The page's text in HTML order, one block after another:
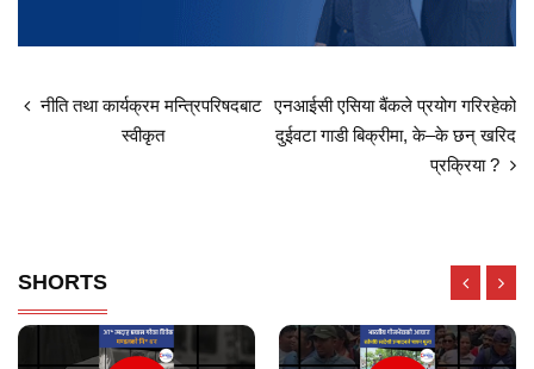
नीति तथा कार्यक्रम मन्त्रिपरिषदबाट
स्वीकृत
एनआईसी एसिया बैंकले प्रयोग गरिरहेको
दुईवटा गाडी बिक्रीमा, के–के छन् खरिद
प्रक्रिया ?
SHORTS